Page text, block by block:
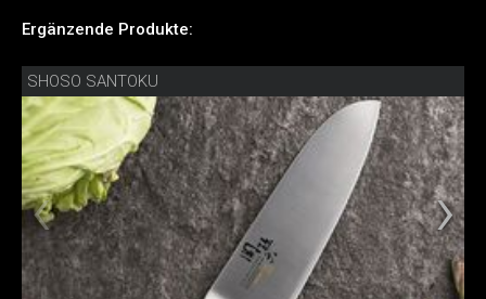
Ergänzende Produkte:
SHOSO SANTOKU